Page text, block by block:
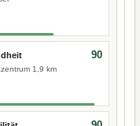
1,9 km
90